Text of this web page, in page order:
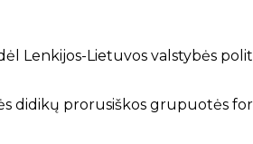
Lenkijos-Lietuvos valstybės
didikų prorusiškos grupuotės